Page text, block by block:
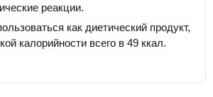
реакции.
как диетический продукт,
калорийности всего в 49 ккал.